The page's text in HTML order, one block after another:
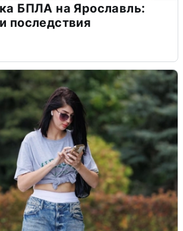
БПЛА на Ярославль:
последствия